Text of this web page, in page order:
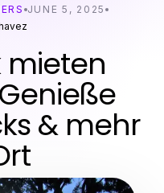
JUNE 5, 2025
mieten
& mehr